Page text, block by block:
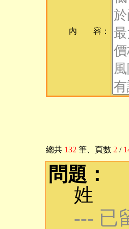
內 容：
總共 132 筆 、頁數 2 /
問題：
姓
--- 已